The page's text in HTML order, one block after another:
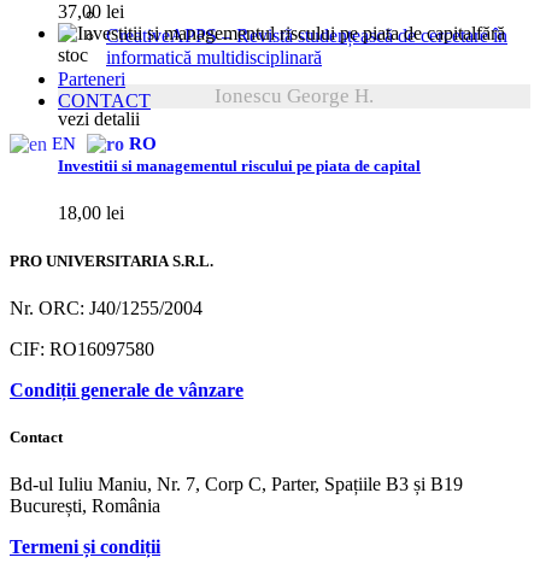
CreativeAPPS – Revistă studențească de cercetare în
informatică multidisciplinară
Parteneri
CONTACT
EN RO
37,00 lei
fără
stoc
Ionescu George H.
vezi detalii
Investitii si managementul riscului pe piata de capital
18,00 lei
PRO UNIVERSITARIA S.R.L.
Nr. ORC: J40/1255/2004
CIF: RO16097580
Condiții generale de vânzare
Contact
Bd-ul Iuliu Maniu, Nr. 7, Corp C, Parter, Spațiile B3 și B19
București, România
Termeni și condiții